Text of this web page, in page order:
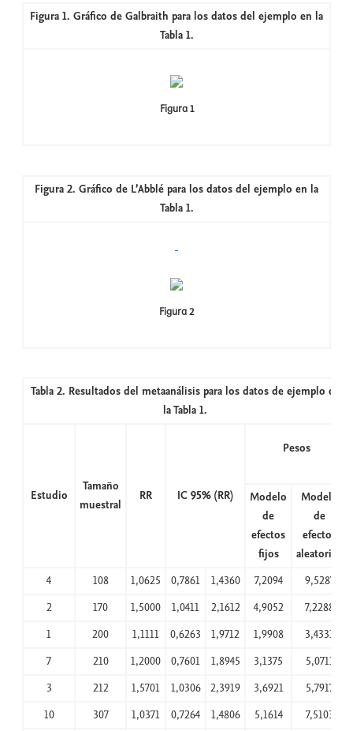
Figura 1. Gráfico de Galbraith para los datos del ejemplo en la
Tabla 1.
Figura 1
Figura 2. Gráfico de L’Abblé para los datos del ejemplo en la
Tabla 1.
Figura 2
Tabla 2. Resultados del metaanálisis para los datos de ejemplo de
la Tabla 1.
Estudio
Tamaño
muestral
RR IC 95% (RR)
Pesos
Modelo
de
efectos
fijos
Modelo
de
efectos
aleatorios
4
108 1,0625 0,7861 1,4360 7,2094
9,5287
2
170 1,5000 1,0411 2,1612 4,9052
7,2288
1
200 1,1111 0,6263 1,9712 1,9908
3,4331
7
210 1,2000 0,7601 1,8945 3,1375
5,0711
3
212 1,5701 1,0306 2,3919 3,6921
5,7917
10
307 1,0371 0,7264 1,4806 5,1614
7,5103